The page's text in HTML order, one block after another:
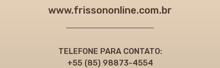
www.frissononline.com.br
TELEFONE PARA CONTATO:
+55 (85) 98873-4554